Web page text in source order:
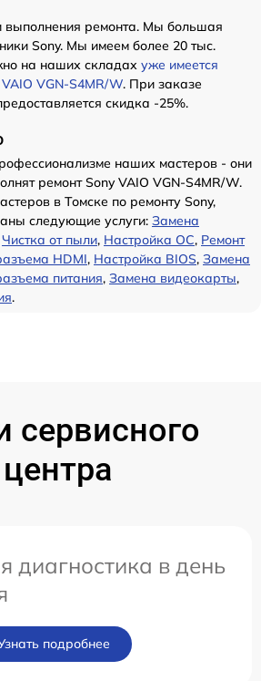
выполнения ремонта. Мы большая
Sony. Мы имеем более 20 тыс.
на наших складах уже имеется
VGN-S4MR/W. При заказе
скидка -25%.
наших мастеров - они
ремонт Sony VAIO VGN-S4MR/W.
в Томске по ремонту Sony,
следующие услуги: Замена
Чистка от пыли, Настройка ОС, Ремонт
HDMI, Настройка BIOS, Замена
питания, Замена видеокарты,
.
сервисного
центра
диагностика в день
подробнее